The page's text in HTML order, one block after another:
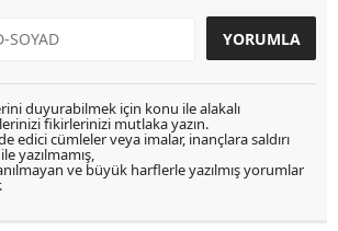
duyurabilmek için konu ile alakalı
fikirlerinizi mutlaka yazın.
edici cümleler veya imalar, inançlara saldırı
yazılmamış,
ve büyük harflerle yazılmış yorumlar